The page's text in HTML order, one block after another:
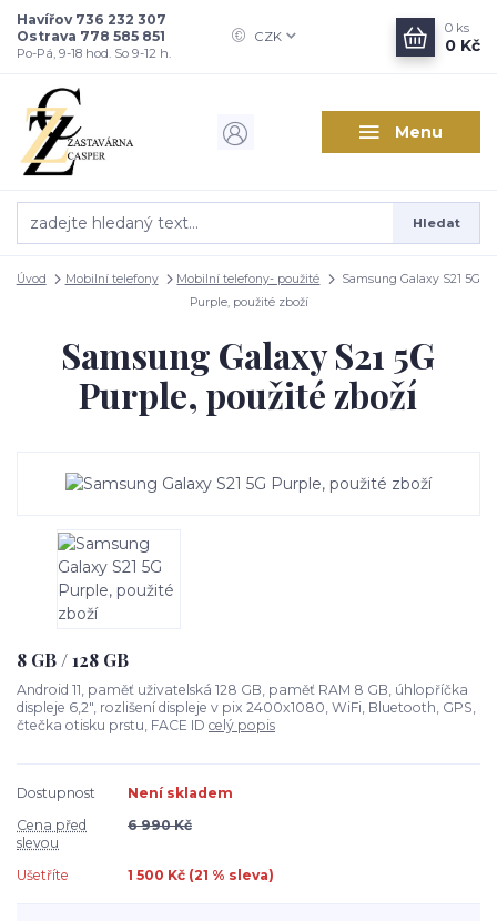
Menu
CZK
Hledat
Havířov 736 232 307
Ostrava 778 585 851
Po-Pá, 9-18 hod. So 9-12 h.
0 ks
0 Kč
Úvod Mobilní telefony Mobilní telefony- použité
Samsung Galaxy S21 5G
Purple, použité zboží
Samsung Galaxy S21 5G
Purple, použité zboží
8 GB / 128 GB
Android 11, paměť uživatelská 128 GB, paměť RAM 8 GB, úhlopříčka
displeje 6,2", rozlišení displeje v pix 2400x1080, WiFi, Bluetooth, GPS,
čtečka otisku prstu, FACE ID celý popis
Dostupnost
Není skladem
Cena před
slevou
6 990 Kč
Ušetříte 1 500 Kč (21 % sleva)